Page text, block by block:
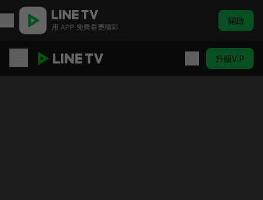
用 APP 免費看更精彩 開啟
升級VIP